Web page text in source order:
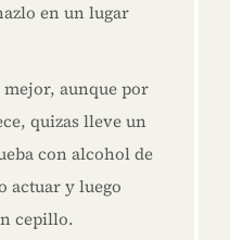
en un lugar
aunque por
quizas lleve un
con alcohol de
actuar y luego
cepillo.